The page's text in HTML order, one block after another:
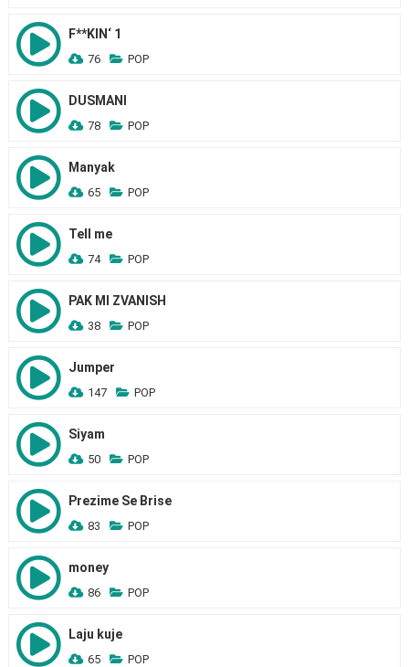
F**KIN‘ 1
76 POP
DUSMANI
78 POP
Manyak
65 POP
Tell me
74 POP
PAK MI ZVANISH
38 POP
Jumper
147 POP
Siyam
50 POP
Prezime Se Brise
83 POP
money
86 POP
Laju kuje
65 POP